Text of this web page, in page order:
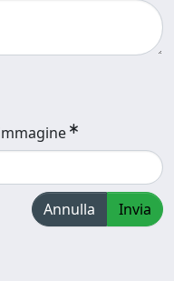
Annulla Invia